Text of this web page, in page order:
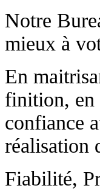
Notre
mieux à
En
finition, en
confiance
réalisation
Fiabilité,